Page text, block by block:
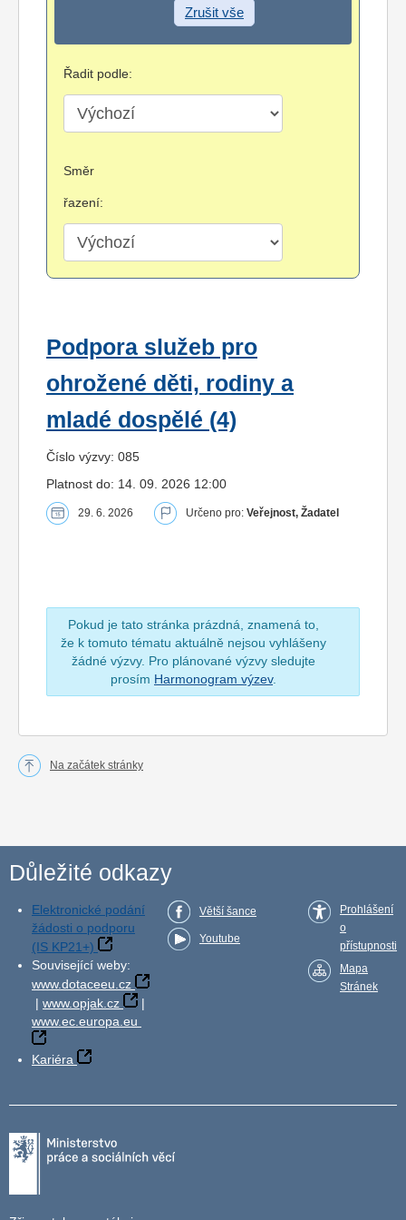
Zrušit vše
Řadit podle:
Směr
řazení:
Podpora služeb pro
ohrožené děti, rodiny a
mladé dospělé (4)
Číslo výzvy: 085
Platnost do: 14. 09. 2026 12:00
29. 6. 2026 Určeno pro: Veřejnost, Žadatel
Pokud je tato stránka prázdná, znamená to,
že k tomuto tématu aktuálně nejsou vyhlášeny
žádné výzvy. Pro plánované výzvy sledujte
prosím Harmonogram výzev.
Na začátek stránky
Důležité odkazy
Elektronické podání
žádosti o podporu
(IS KP21+)
Související weby:
www.dotaceeu.cz
| www.opjak.cz
|
www.ec.europa.eu
Kariéra
Větší šance
Youtube
Prohlášení
o
přístupnosti
Mapa
Stránek